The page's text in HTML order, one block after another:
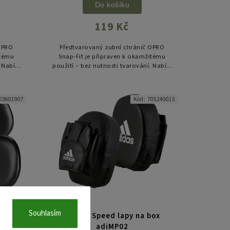
Souhlasím
119 Kč
Do košíku
Předtvarovaný zubní chránič OPRO
Snap-Fit je připraven k okamžitému
použití – bez nutnosti tvarování. Nabízí
adidas Speed lapy na box
adiMP02
Kód:705240015